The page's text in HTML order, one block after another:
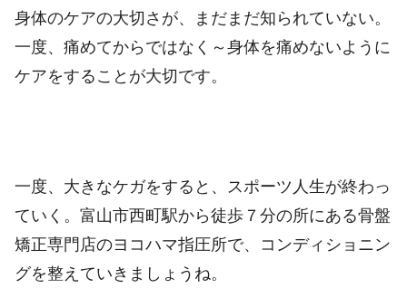
身体のケアの大切さが、まだまだ知られていない。
一度、痛めてからではなく～身体を痛めないように
ケアをすることが大切です。
一度、大きなケガをすると、スポーツ人生が終わっ
ていく。富山市西町駅から徒歩７分の所にある骨盤
矯正専門店のヨコハマ指圧所で、コンディショニン
グを整えていきましょうね。